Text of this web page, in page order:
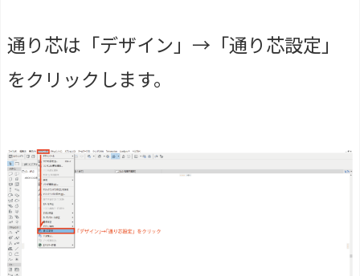
通り芯は「デザイン」→「通り芯設定」
をクリックします。